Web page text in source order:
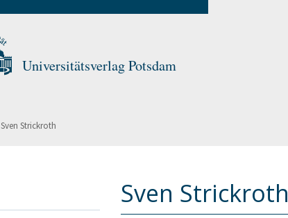
Universitätsverlag Potsdam
Sven Strickroth
Sven Strickroth